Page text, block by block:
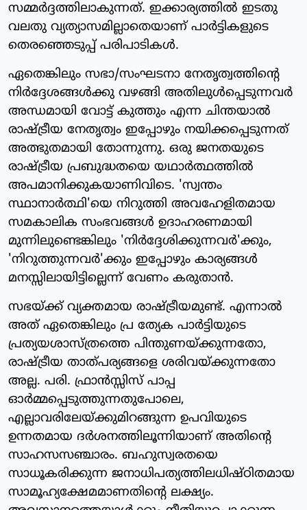
സമ്മര്‍ദ്ദത്തിലാകുന്നത്. ഇക്കാര്യത്തില്‍ ഇടതു
വലതു വ്യത്യാസമില്ലാതെയാണ് പാര്‍ട്ടികളുടെ
തെരഞ്ഞെടുപ്പ് പരിപാടികള്‍.
ഏതെങ്കിലും സഭാ/സംഘടനാ നേതൃത്വത്തിന്റെ
നിര്‍ദ്ദേശങ്ങള്‍ക്കു വഴങ്ങി അതിലുള്‍പ്പെടുന്നവര്‍
അന്ധമായി വോട്ട് കുത്തും എന്ന ചിന്തയാല്‍
രാഷ്ട്രീയ നേതൃത്വം ഇപ്പോഴും നയിക്കപ്പെടുന്നത്
അത്ഭുതമായി തോന്നുന്നു. ഒരു ജനതയുടെ
രാഷ്ട്രീയ പ്രബുദ്ധതയെ യഥാര്‍ത്ഥത്തില്‍
അപമാനിക്കുകയാണിവിടെ. 'സ്വന്തം
സ്ഥാനാര്‍ത്ഥി'യെ നിറുത്തി അവഹേളിതമായ
സമകാലിക സംഭവങ്ങള്‍ ഉദാഹരണമായി
മുന്നിലുണ്ടെങ്കിലും 'നിര്‍ദ്ദേശിക്കുന്നവര്‍'ക്കും,
'നിറുത്തുന്നവര്‍'ക്കും ഇപ്പോഴും കാര്യങ്ങള്‍
മനസ്സിലായിട്ടില്ലെന്ന് വേണം കരുതാന്‍.
സഭയ്ക്ക് വ്യക്തമായ രാഷ്ട്രീയമുണ്ട്. എന്നാല്‍
അത് ഏതെങ്കിലും പ്ര ത്യേക പാര്‍ട്ടിയുടെ
പ്രത്യയശാസ്ത്രത്തെ പിന്തുണയ്ക്കുന്നതോ,
രാഷ്ട്രീയ താത്പര്യങ്ങളെ ശരിവയ്ക്കുന്നതോ
അല്ല. പരി. ഫ്രാന്‍സ്സിസ് പാപ്പ
ഓര്‍മ്മപ്പെടുത്തുന്നതുപോലെ,
എല്ലാവരിലേയ്ക്കുമിറങ്ങുന്ന ഉപവിയുടെ
ഉന്നതമായ ദര്‍ശനത്തിലൂന്നിയാണ് അതിന്റെ
സാഹസസഞ്ചാരം. ബഹുസ്വരതയെ
സാധൂകരിക്കുന്ന ജനാധിപത്യത്തിലധിഷ്ഠിതമായ
സാമൂഹ്യക്ഷേമമാണതിന്റെ ലക്ഷ്യം.